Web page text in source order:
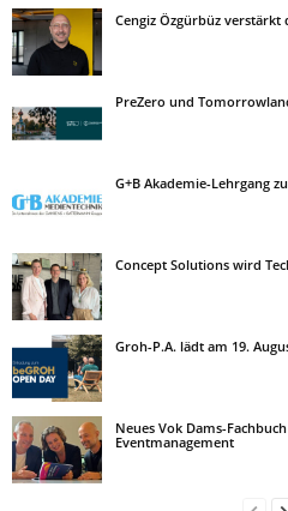
Cengiz Özgürbüz
PreZero und
G+B Akademie-Lehrgang
Concept Solutions wird
Groh-P.A. lädt am 19.
Neues Vok Dams-
Eventmanagement